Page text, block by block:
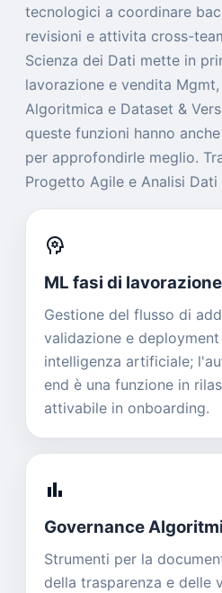
tecnologici a coordinare
revisioni e attivita cross-
Scienza dei Dati mette in
lavorazione e vendita
Algoritmica e Dataset &
queste funzioni hanno
per approfondirle meglio.
Progetto Agile e Analisi Dati
psychology
ML fasi di
Gestione del flusso di
validazione e
intelligenza artificiale;
end è una funzione in
attivabile in onboarding.
bar_chart
Governance
Strumenti per la
della trasparenza e delle